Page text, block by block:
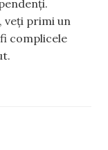
veți primi un
complicele